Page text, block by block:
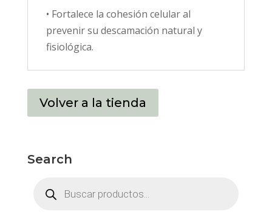
• Fortalece la cohesión celular al
prevenir su descamación natural y
fisiológica.
Volver a la tienda
Search
productos